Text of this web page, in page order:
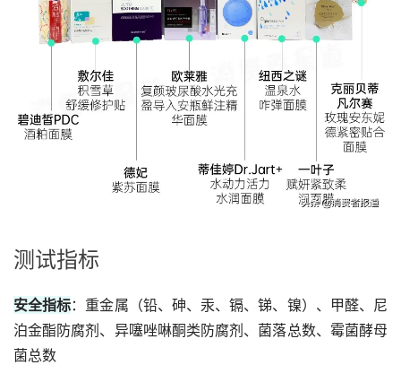
测试指标
安全指标：重金属（铅、砷、汞、镉、锑、镍）、甲醛、尼
泊金酯防腐剂、异噻唑啉酮类防腐剂、菌落总数、霉菌酵母
菌总数